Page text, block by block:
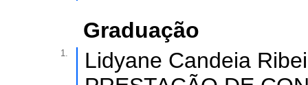
Graduação
1.
Lidyane Candeia